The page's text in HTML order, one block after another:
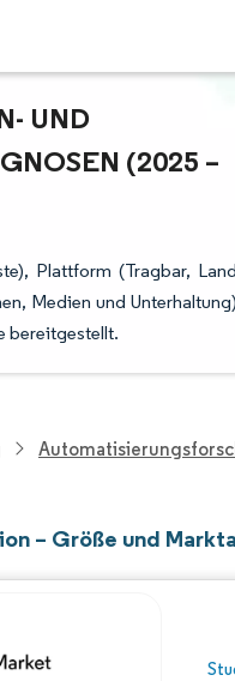
M
(2025 – 2
Plattform (Tragbar,
Medien und
bereitgestellt.
– Größe und